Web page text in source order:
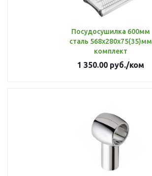
Посудосушилка 600мм
сталь 568х280х75(35)мм
комплект
1 350.00руб./ком